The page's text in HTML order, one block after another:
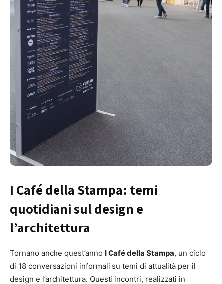
I Café della Stampa: temi
quotidiani sul design e
l’architettura
Tornano anche quest’anno I Café della Stampa, un ciclo
di 18 conversazioni informali su temi di attualità per il
design e l’architettura. Questi incontri, realizzati in